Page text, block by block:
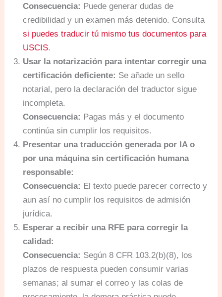
Consecuencia: Puede generar dudas de
credibilidad y un examen más detenido. Consulta
si puedes traducir tú mismo tus documentos para
USCIS.
Usar la notarización para intentar corregir una
certificación deficiente: Se añade un sello
notarial, pero la declaración del traductor sigue
incompleta.
Consecuencia: Pagas más y el documento
continúa sin cumplir los requisitos.
Presentar una traducción generada por IA o
por una máquina sin certificación humana
responsable:
Consecuencia: El texto puede parecer correcto y
aun así no cumplir los requisitos de admisión
jurídica.
Esperar a recibir una RFE para corregir la
calidad:
Consecuencia: Según 8 CFR 103.2(b)(8), los
plazos de respuesta pueden consumir varias
semanas; al sumar el correo y las colas de